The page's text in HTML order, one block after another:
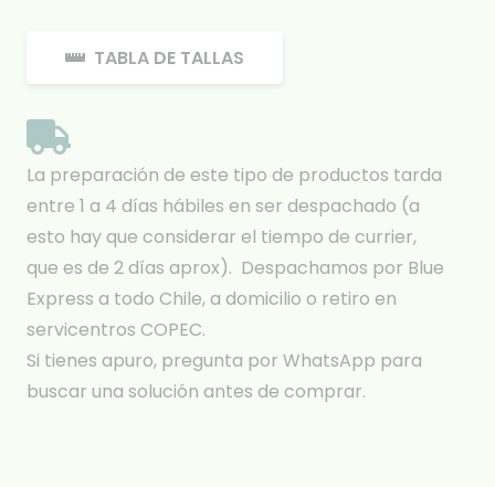
TABLA DE TALLAS
La preparación de este tipo de productos tarda
entre 1 a 4 días hábiles en ser despachado (a
esto hay que considerar el tiempo de currier,
que es de 2 días aprox). Despachamos por Blue
Express a todo Chile, a domicilio o retiro en
servicentros COPEC.
Si tienes apuro, pregunta por WhatsApp para
buscar una solución antes de comprar.